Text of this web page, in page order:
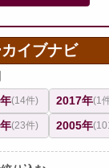
イブナビ
(14件) 2017年(1
(23件) 2005年